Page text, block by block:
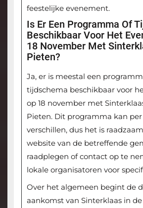
feestelijke evenement.
Is Er Een Programma Of
Beschikbaar Voor Het
18 November Met
Pieten?
Ja, er is meestal een
tijdschema beschikbaar voor
op 18 november met
Pieten. Dit programma kan
verschillen, dus het is
website van de betreffende
raadplegen of contact op te
lokale organisatoren voor
Over het algemeen begint de
aankomst van Sinterklaas in